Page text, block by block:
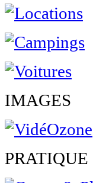
IMAGES
PRATIQUE